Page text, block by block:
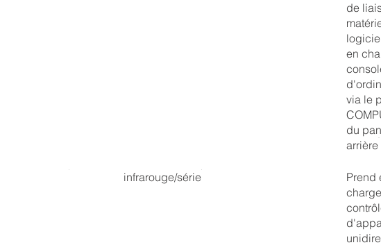
de
en
via le
du
arrière
infrarouge/série
Prend